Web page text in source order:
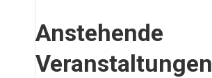
Anstehende
Veranstaltungen